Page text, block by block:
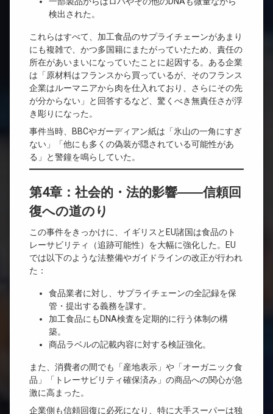
検出された。
これらはすべて、加工食品のサプライチェーンがあまり
にも複雑で、かつ多国籍にまたがっていたため、責任の
所在があいまいになっていたことに起因する。ある企業
は「原材料はフランスから買っているが、そのフランス
企業はルーマニアから肉を仕入れており、さらにその先
が分からない」と回答するなど、驚くべき無責任さが浮
き彫りになった。
事件当時、BBCやガーディアン紙は「氷山の一角にすぎ
ない」「他にも多くの偽装が隠されている可能性があ
る」と警鐘を鳴らしていた。
第4章：社会的・法的影響――信頼回
復への道のり
この事件をきっかけに、イギリスとEU諸国は食品のト
レーサビリティ（追跡可能性）を大幅に強化した。EU
では以下のような法整備やガイドラインの改正が行われ
た：
食品業者に対し、サプライチェーンの全記録を保
管・提出する義務を課す。
加工食品にもDNA検査を定期的に行う体制の構
築。
商品ラベルの記載内容に対する検証強化。
また、消費者の間でも「産地表示」や「オーガニック食
品」「トレーサビリティ確保済み」の商品への関心が急
激に高まった。
企業側も信頼回復に必死になり、特に大手スーパーは独